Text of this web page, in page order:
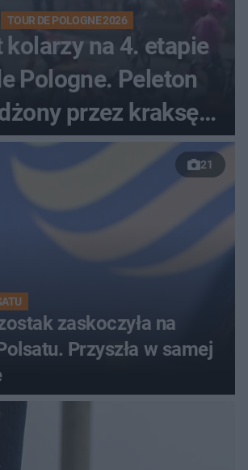
TOUR DE POLOGNE 2026
kolarzy na 4. etapie
Pologne. Peleton
przez kraksę
Karpaczem
21
zaskoczyła na
Przyszła w samej